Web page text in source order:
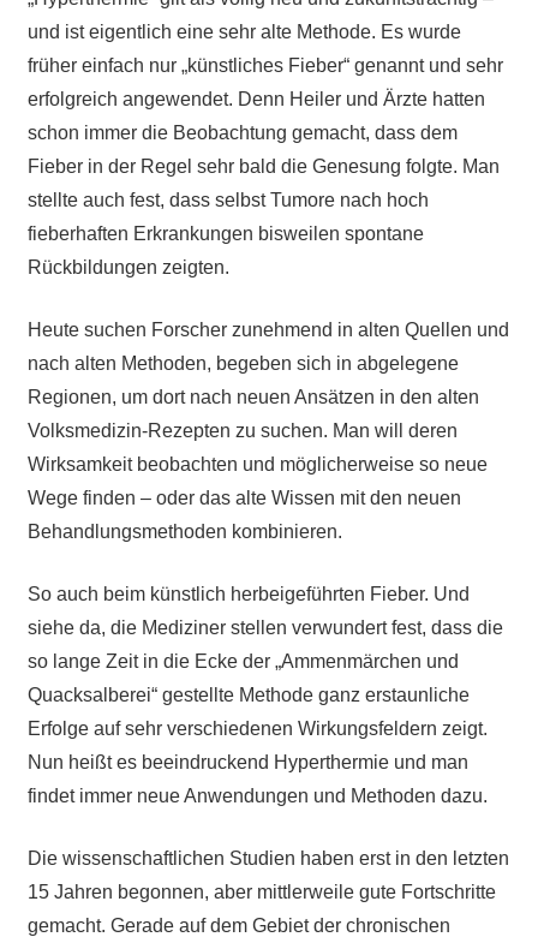
und ist eigentlich eine sehr alte Methode. Es wurde
früher einfach nur „künstliches Fieber“ genannt und sehr
erfolgreich angewendet. Denn Heiler und Ärzte hatten
schon immer die Beobachtung gemacht, dass dem
Fieber in der Regel sehr bald die Genesung folgte. Man
stellte auch fest, dass selbst Tumore nach hoch
fieberhaften Erkrankungen bisweilen spontane
Rückbildungen zeigten.
Heute suchen Forscher zunehmend in alten Quellen und
nach alten Methoden, begeben sich in abgelegene
Regionen, um dort nach neuen Ansätzen in den alten
Volksmedizin-Rezepten zu suchen. Man will deren
Wirksamkeit beobachten und möglicherweise so neue
Wege finden – oder das alte Wissen mit den neuen
Behandlungsmethoden kombinieren.
So auch beim künstlich herbeigeführten Fieber. Und
siehe da, die Mediziner stellen verwundert fest, dass die
so lange Zeit in die Ecke der „Ammenmärchen und
Quacksalberei“ gestellte Methode ganz erstaunliche
Erfolge auf sehr verschiedenen Wirkungsfeldern zeigt.
Nun heißt es beeindruckend Hyperthermie und man
findet immer neue Anwendungen und Methoden dazu.
Die wissenschaftlichen Studien haben erst in den letzten
15 Jahren begonnen, aber mittlerweile gute Fortschritte
gemacht. Gerade auf dem Gebiet der chronischen